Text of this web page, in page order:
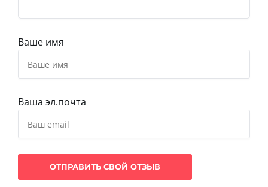
Ваше имя
Ваша эл.почта